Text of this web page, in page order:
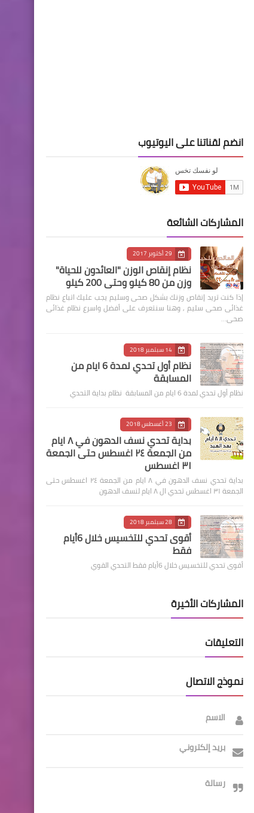
انضم لقناتنا على اليوتيوب
المشاركات الشائعة
29 أكتوبر 2017
نظام إنقاص الوزن "العائدون للحياة"
وزن من 80 كيلو وحتى 200 كيلو
إذا كنت تريد إنقاص وزنك بشكل صحى وسليم يجب عليك اتباع نظام
غذائى صحى سليم , وهنا سنتعرف على أفضل واسرع نظام غذائى
صحى…
14 سبتمبر 2018
نظام أول تحدي لمدة 6 ايام من
المسابقة
نظام أول تحدي لمدة 6 ايام من المسابقة نظام بداية التحدي
23 أغسطس 2018
بداية تحدي نسف الدهون في ٨ ايام
من الجمعة ٢٤ اغسطس حتى الجمعة
٣١ اغسطس
بداية تحدي نسف الدهون في ٨ ايام من الجمعة ٢٤ اغسطس حتى
الجمعة ٣١ اغسطس تحدي ال ٨ ايام لنسف الدهون
28 سبتمبر 2018
أقوى تحدي للتخسيس خلال 6أيام
فقط
أقوى تحدي للتخسيس خلال 6أيام فقط التحدي القوي
المشاركات الأخيرة
التعليقات
نموذج الاتصال
الاسم
بريد إلكتروني
رسالة